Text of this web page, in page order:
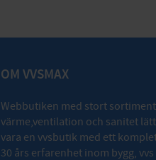
OM VVSMAX
Webbutiken med stort
värme,ventilation och sanitet
vara en vvsbutik med ett
30 års erfarenhet inom bygg,